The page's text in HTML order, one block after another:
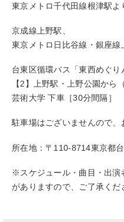
東京メトロ千代田線根津駅よ
京成線上野駅、
東京メトロ日比谷線・銀座
台東区循環バス「東西めぐり
【2】上野駅・上野公園から
芸術大学 下車［30分間隔］
駐車場はございませんので
所在地：〒110-8714東京都
※スケジュール・曲目・出演
がありますので、ご了承くだ